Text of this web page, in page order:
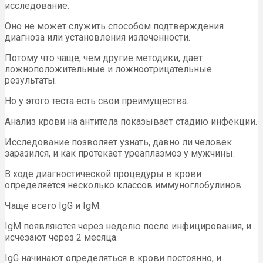
исследование.
Оно не может служить способом подтверждения
диагноза или установления излеченности.
Потому что чаще, чем другие методики, дает
ложноположительные и ложноотрицательные
результаты.
Но у этого теста есть свои преимущества.
Анализ крови на антитела показывает стадию инфекции.
Исследование позволяет узнать, давно ли человек
заразился, и как протекает уреаплазмоз у мужчины.
В ходе диагностической процедуры в крови
определяется несколько классов иммуноглобулинов.
Чаще всего IgG и IgM.
IgМ появляются через неделю после инфицирования, и
исчезают через 2 месяца.
IgG начинают определяться в крови постоянно, и